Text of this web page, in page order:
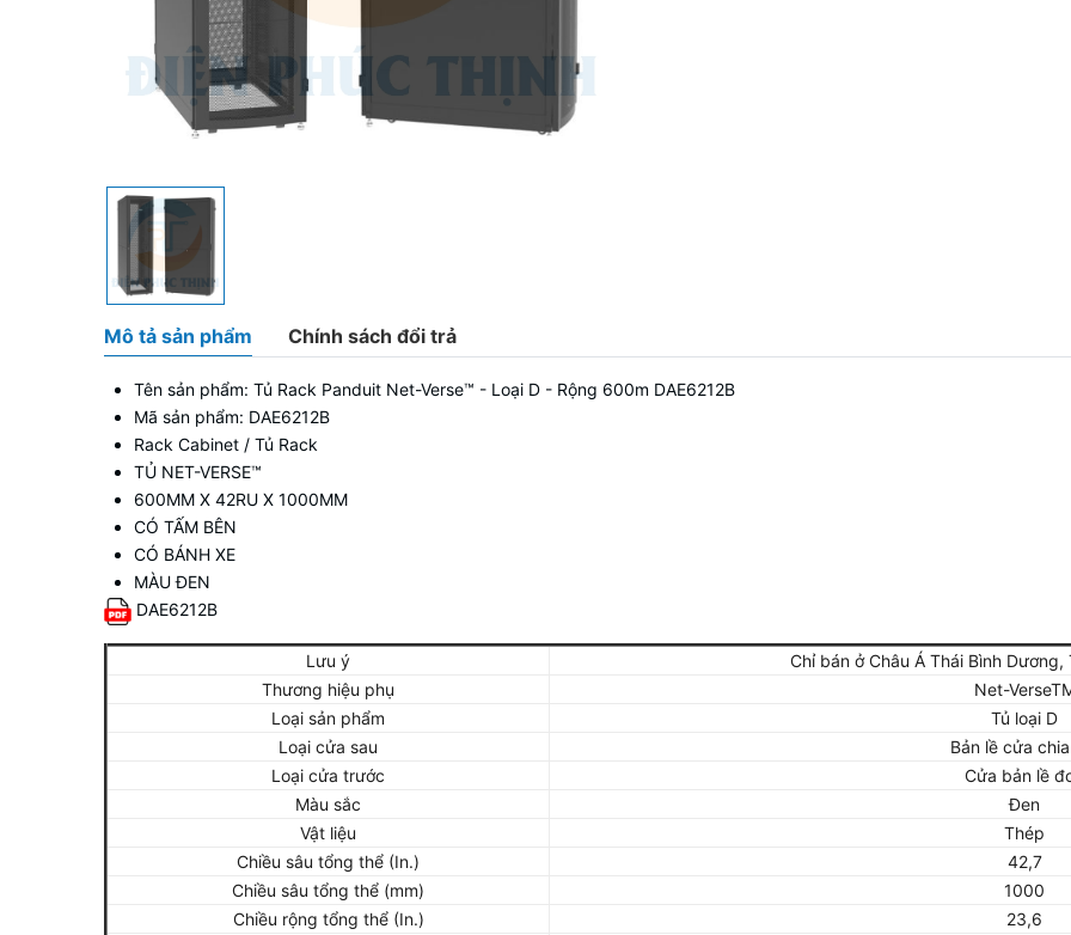
Mô tả sản phẩm Chính sách đổi trả
Tên sản phẩm: Tủ Rack Panduit Net-Verse™ - Loại D - Rộng 600m DAE6212B
Mã sản phẩm: DAE6212B
Rack Cabinet / Tủ Rack
TỦ NET-VERSE™
600MM X 42RU X 1000MM
CÓ TẤM BÊN
CÓ BÁNH XE
MÀU ĐEN
DAE6212B
Lưu ý
Chỉ bán ở Châu Á Thái Bình
Thương hiệu phụ
Net-
Loại sản phẩm
Tủ loại D
Loại cửa sau
Bản lề cửa
Loại cửa trước
Cửa bản lề
Màu sắc
Đen
Vật liệu
Thép
Chiều sâu tổng thể (In.)
42,7
Chiều sâu tổng thể (mm)
1000
Chiều rộng tổng thể (In.)
23,6